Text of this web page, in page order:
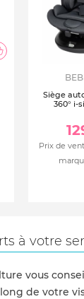
Siège
360° i-
Prix de
à votre
vous
de votre